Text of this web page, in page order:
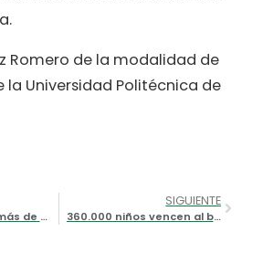
Romero de la modalidad de
la Universidad Politécnica de
Juan Roig invirtió más de 9 millones de euros en deporte a través de la Fundación Trinidad Alfonso en 2024
SIGUIENTE
360.000 niños vencen al bullying en el Dia de l’Esport 2025